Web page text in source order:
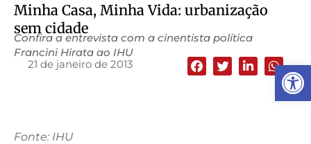
Abrir
Minha Casa, Minha Vida: urbanização
sem cidade
Confira a entrevista com a cinentista política
Francini Hirata ao IHU
21 de janeiro de 2013
Fonte: IHU